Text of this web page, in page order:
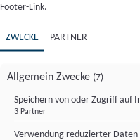
Footer-Link.
ZWECKE PARTNER
Allgemein Zwecke (7)
Speichern von oder Zugriff auf
3 Partner
Verwendung reduzierter Daten